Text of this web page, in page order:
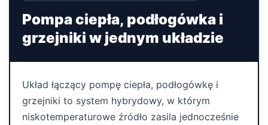
Pompa ciepła, podłogówka i
grzejniki w jednym układzie
Układ łączący pompę ciepła, podłogówkę i
grzejniki to system hybrydowy, w którym
niskotemperaturowe źródło zasila jednocześnie